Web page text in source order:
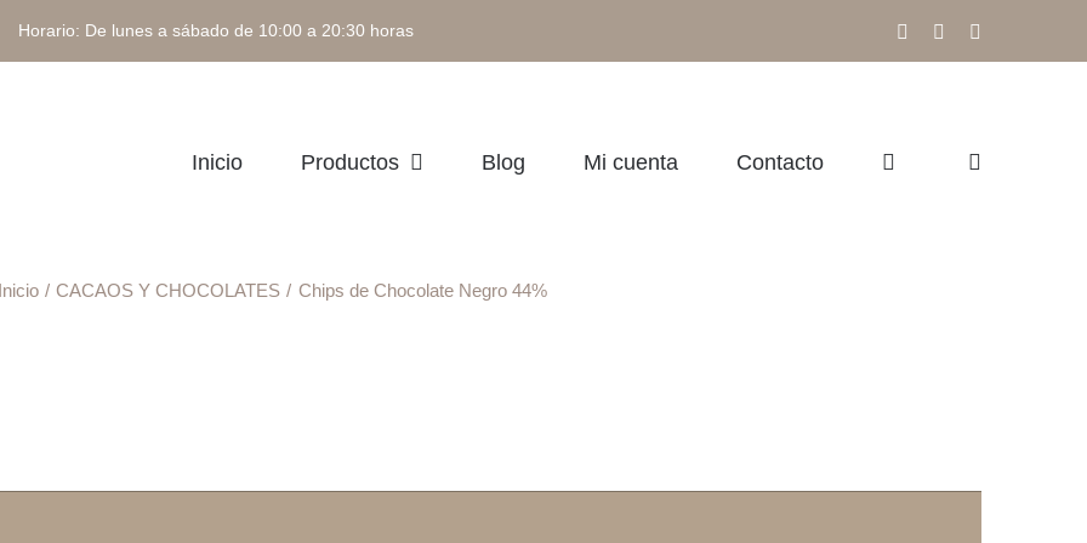
De lunes a sábado de 10:00 a 20:30 horas FacebookInstagram
Inicio Productos Blog Mi cuenta Contacto
Inicio CACAOS Y CHOCOLATES Chips de Chocolate Negro 44%